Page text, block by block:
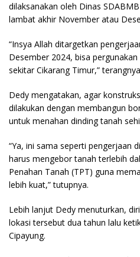
dilaksanakan oleh Dinas
lambat akhir November atau
“Insya Allah ditargetkan
Desember 2024, bisa
sekitar Cikarang Timur,”
Dedy mengatakan, agar
dilakukan dengan membangun
untuk menahan dinding tanah
“Ya, ini sama seperti pengerjaan
harus mengebor tanah terlebih
Penahan Tanah (TPT) guna
lebih kuat,” tutupnya.
Lebih lanjut Dedy menuturkan,
lokasi tersebut dua tahun lalu
Cipayung.